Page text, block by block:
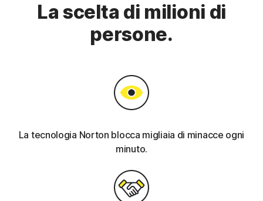
La scelta di milioni di
persone.
La tecnologia Norton blocca migliaia di minacce ogni
minuto.